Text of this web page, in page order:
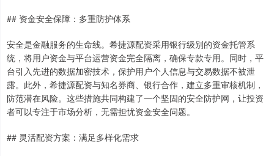
## 资金安全保障：多重防护体系
安全是金融服务的生命线。希捷源配资采用银行级别的资金托管系
统，将用户资金与平台运营资金完全隔离，确保专款专用。同时，平
台引入先进的数据加密技术，保护用户个人信息与交易数据不被泄
露。此外，希捷源配资与知名券商、银行合作，建立多重审核机制，
防范潜在风险。这些措施共同构建了一个坚固的安全防护网，让投资
者可以专注于市场分析，无需担忧资金安全问题。
## 灵活配资方案：满足多样化需求